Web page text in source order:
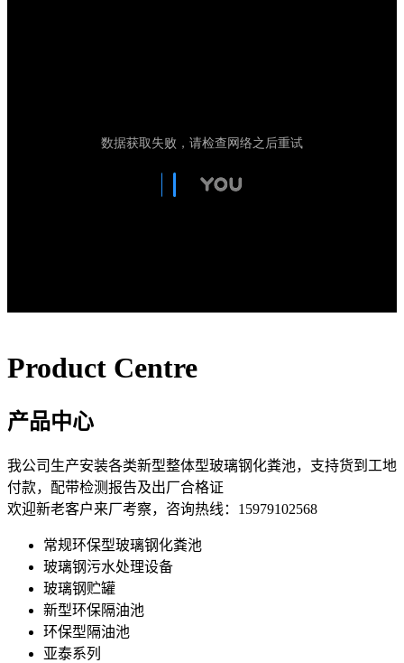
Product Centre
产品中心
我公司生产安装各类新型整体型玻璃钢化粪池，支持货到工地
付款，配带检测报告及出厂合格证
欢迎新老客户来厂考察，咨询热线：15979102568
常规环保型玻璃钢化粪池
玻璃钢污水处理设备
玻璃钢贮罐
新型环保隔油池
环保型隔油池
亚泰系列